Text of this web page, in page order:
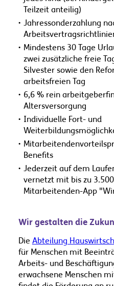
Teilzeit anteilig)
Jahressonderzahlung
Mindestens 30 Tage
zwei zusätzliche freie
Silvester sowie den
arbeitsfreien Tag
6,6 % rein
Altersversorgung
Individuelle Fort- und
Benefits
Jederzeit auf dem
vernetzt mit bis zu
Mitarbeitenden-App
Wir gestalten die
Die Abteilung
für Menschen mit
Arbeits- und
erwachsene Menschen